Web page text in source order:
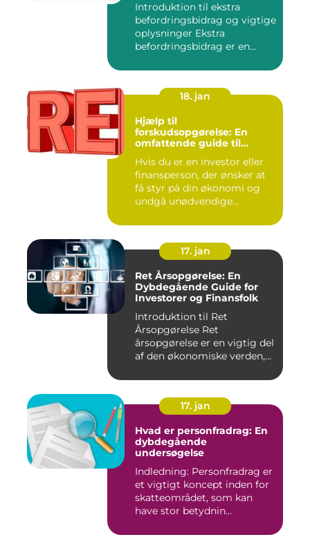
Introduktion til ekstra
befordringsbidrag og vigtige
oplysninger Ekstra
befordringsbidrag er en
18. jan
Hjælp til
forskudsopgørelse: En
omfattende guide til
Hvis du er en investor eller
finansperson, der ønsker at
få styr på din økonomi og
undgå unødvendige...
17. jan
Ret Årsopgørelse: En
Dybdegående Guide for
Investorer og Finansfolk
Introduktion til Ret
Årsopgørelse Ret
årsopgørelse er en vigtig del
af den økonomiske verden,
17. jan
Hvad er personfradrag: En
dybdegående
undersøgelse
Indledning: Personfradrag er
et vigtigt koncept inden for
skatteområdet, som kan
have stor betydnin...